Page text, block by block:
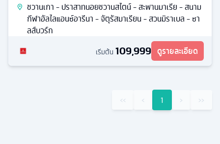
ชวานเกา - ปราสาทนอยชวานสไตน์ - สะพานมาเรีย - สนาม
กีฬาอัลไลแอนซ์อารีนา - จัตุรัสมาเรียน - สวนมิราเบล - ซา
ลส์บวร์ก
เริ่มต้น 109,999 ดูรายละเอียด
‹‹ ‹ 1 › ››